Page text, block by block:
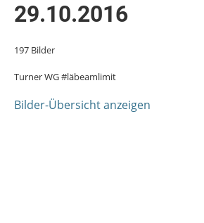
29.10.2016
197 Bilder
Turner WG #läbeamlimit
Bilder-Übersicht anzeigen